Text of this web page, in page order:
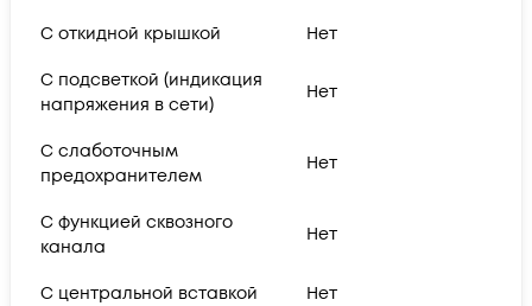
С откидной крышкой Нет
С подсветкой (индикация
напряжения в сети)
Нет
С слаботочным
предохранителем
Нет
С функцией сквозного
канала
Нет
С центральной вставкой Нет